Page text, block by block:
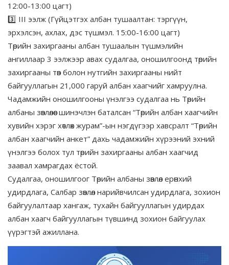
12:00-13:00 цагт)
3️⃣ III ээлж (Гүйцэтгэх албан тушаалтан: тэргүүн,
эрхэлсэн, ахлах, дэс түшмэл. 15:00-16:00 цагт)
Төрийн захиргааны албан тушаалын түшмэлийн
ангиллаар 3 ээлжээр авах судалгаа, оношилгоонд төрийн
захиргааны төв болон нутгийн захиргааны нийт
байгууллагын 21,000 гаруй албан хаагчийг хамруулна.
Чадамжийн оношилгооны үнэлгээ судалгаа нь Төрийн
албаны зөвлөлөөс шинэчлэн баталсан “Төрийн албан хаагчийн
хувийн хэрэг хөтлөх журам”-ын нэгдүгээр хавсралт “Төрийн
албан хаагчийн анкет” дахь чадамжийн хүрээний эхний
үнэлгээ болох тул төрийн захиргааны албан хаагчид
заавал хамрагдах ёстой.
Судалгаа, оношилгоог Төрийн албаны зөвлөл ерөнхий
удирдлага, Салбар зөвлөл нарийвчилсан удирдлага, зохион
байгуулалтаар хангаж, тухайн байгууллагын удирдах
албан хаагч байгууллагын түвшинд зохион байгуулах
үүрэгтэй ажиллана.